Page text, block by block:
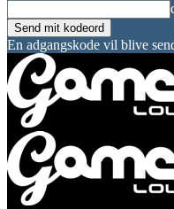
En adgangskode vil blive